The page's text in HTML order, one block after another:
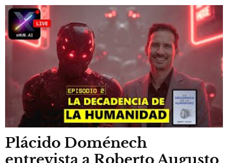
Plácido Doménech
entrevista a Roberto Augusto